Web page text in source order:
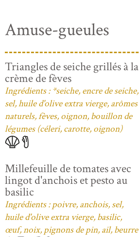
Amuse-gueules
Triangles de seiche grillés à la
crème de fèves
Ingrédients : *seiche, encre de seiche,
sel, huile d'olive extra vierge, arômes
naturels, fèves, oignon, bouillon de
légumes (céleri, carotte, oignon)
Millefeuille de tomates avec
lingot d'anchois et pesto au
basilic
Ingrédients : poivre, anchois, sel,
huile d'olive extra vierge, basilic,
œuf, noix, pignons de pin, ail, beurre